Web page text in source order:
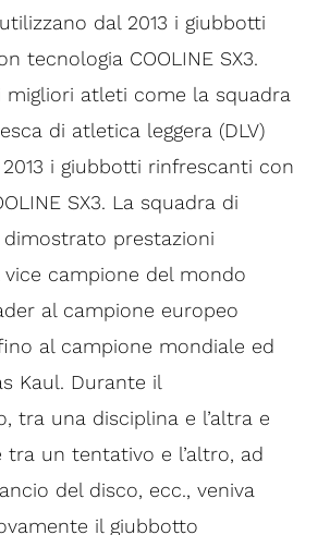
dal 2013 i giubbotti
tecnologia COOLINE SX3.
migliori atleti come la squadra
di atletica leggera (DLV)
i giubbotti rinfrescanti con
SX3. La squadra di
prestazioni
campione del mondo
al campione europeo
al campione mondiale ed
Kaul. Durante il
tra una disciplina e l’altra e
tra un tentativo e l’altro, ad
del disco, ecc., veniva
il giubbotto